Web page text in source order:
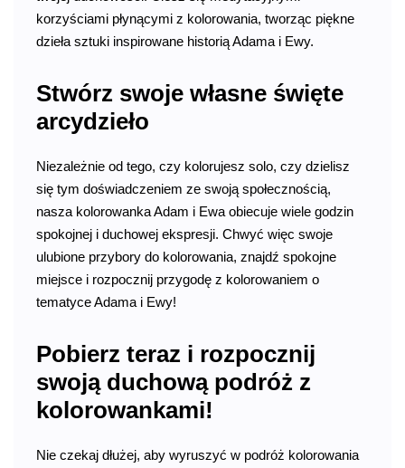
korzyściami płynącymi z kolorowania, tworząc piękne
dzieła sztuki inspirowane historią Adama i Ewy.
Stwórz swoje własne święte
arcydzieło
Niezależnie od tego, czy kolorujesz solo, czy dzielisz
się tym doświadczeniem ze swoją społecznością,
nasza kolorowanka Adam i Ewa obiecuje wiele godzin
spokojnej i duchowej ekspresji. Chwyć więc swoje
ulubione przybory do kolorowania, znajdź spokojne
miejsce i rozpocznij przygodę z kolorowaniem o
tematyce Adama i Ewy!
Pobierz teraz i rozpocznij
swoją duchową podróż z
kolorowankami!
Nie czekaj dłużej, aby wyruszyć w podróż kolorowania